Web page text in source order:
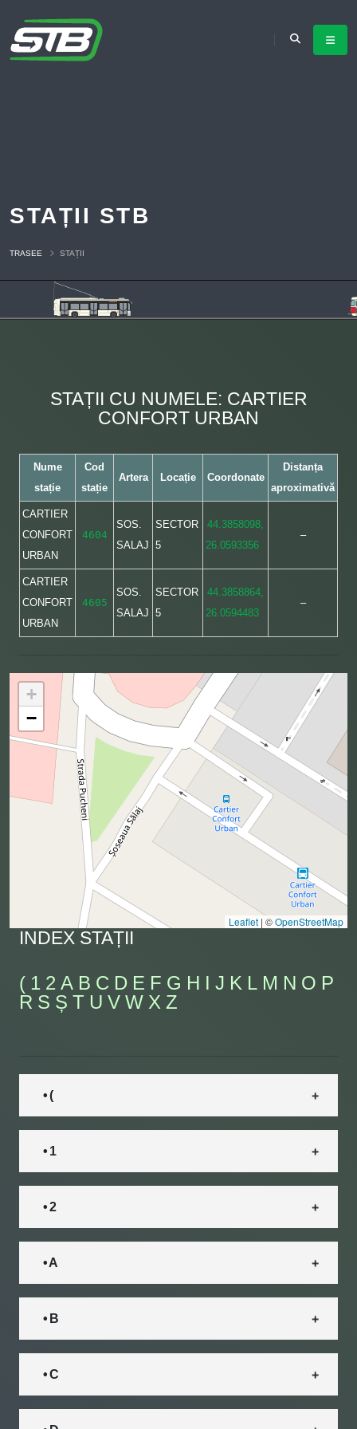
STAȚII STB
TRASEE STAȚII
STAȚII CU NUMELE: CARTIER
CONFORT URBAN
Nume
stație
Cod
stație
Artera Locație Coordonate
Distanța
aproximativă
CARTIER
CONFORT
URBAN
4604
SOS.
SALAJ
SECTOR
5
44.3858098,
26.0593356
–
CARTIER
CONFORT
URBAN
4605
SOS.
SALAJ
SECTOR
5
44.3858864,
26.0594483
–
+
−
Leaflet | ©OpenStreetMap
INDEX STAȚII
( 1 2 A B C D E F G H I J K L M N O P
R S Ș T U V W X Z
• (
• 1
• 2
• A
• B
• C